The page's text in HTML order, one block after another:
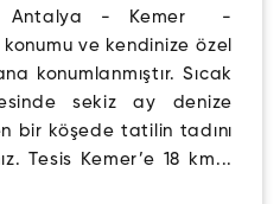
Antalya - Kemer -
konumu ve kendinize özel
konumlanmıştır. Sıcak
sekiz ay denize
bir köşede tatilin tadını
Tesis Kemer’e 18 km...